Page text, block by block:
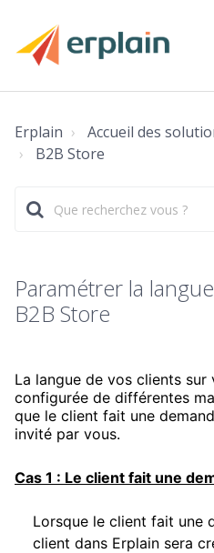
Erplain Accueil des
B2B Store
Paramétrer la
B2B Store
La langue de vos clients
configurée de différentes
que le client fait une
invité par vous.
Cas 1 : Le client fait une
Lorsque le client fait une
client dans Erplain sera